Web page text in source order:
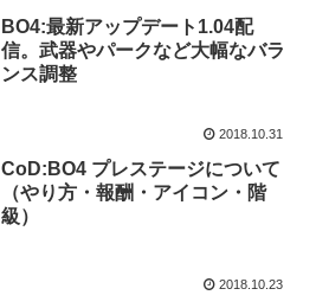
BO4:最新アップデート1.04配
信。武器やパークなど大幅なバラ
ンス調整
2018.10.31
CoD:BO4 プレステージについて
（やり方・報酬・アイコン・階
級）
2018.10.23